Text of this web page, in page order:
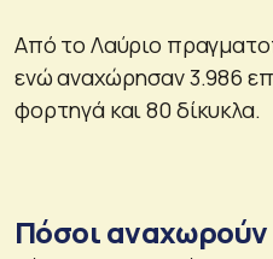
Από το Λαύριο
ενώ αναχώρησαν 3.986
φορτηγά και 80 δίκυκλα.
Πόσοι αναχωρούν